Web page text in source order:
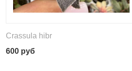
Crassula hibr
600 руб